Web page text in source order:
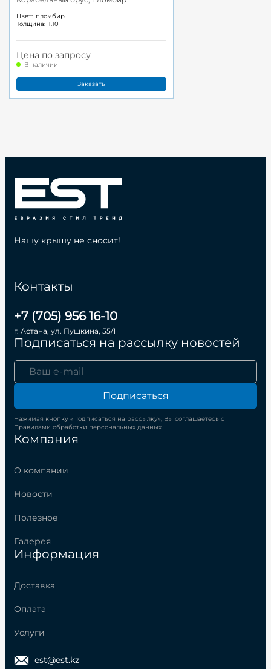
Цвет: пломбир
Толщина: 1.10
Цена по запросу
В наличии
Заказать
Компания
О компании
Новости
Полезное
Галерея
Информация
Доставка
Оплата
Услуги
Контакты
+7 (705) 956 16-10
г. Астана, ул. Пушкина, 55/1
Подписаться на рассылку новостей
Подписаться
Нажимая кнопку «Подписаться на рассылку», Вы соглашаетесь с
Правилами обработки персональных данных.
Нашу крышу не сносит!
est@est.kz